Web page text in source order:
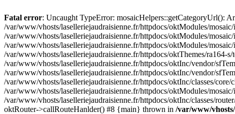
Fatal error: Uncaught TypeError: mosaicHelpers::getCategoryUrl():
/var/www/vhosts/laselleriejaudraisienne.fr/httpdocs/oktModules/
/var/www/vhosts/laselleriejaudraisienne.fr/httpdocs/oktModules/
/var/www/vhosts/laselleriejaudraisienne.fr/httpdocs/oktModules/
/var/www/vhosts/laselleriejaudraisienne.fr/httpdocs/oktThemes/ra164-
/var/www/vhosts/laselleriejaudraisienne.fr/httpdocs/oktInc/vendor/
/var/www/vhosts/laselleriejaudraisienne.fr/httpdocs/oktInc/vendor/
/var/www/vhosts/laselleriejaudraisienne.fr/httpdocs/oktInc/classes/
/var/www/vhosts/laselleriejaudraisienne.fr/httpdocs/oktModules/
/var/www/vhosts/laselleriejaudraisienne.fr/httpdocs/oktInc/classes/
oktRouter->callRouteHanlder() #8 {main} thrown in /var/www/